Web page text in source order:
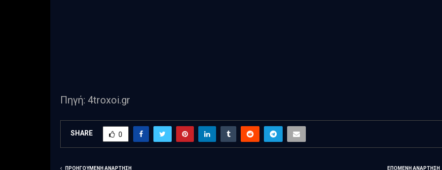
Πηγή: 4troxoi.gr
SHARE 0
ΠΡΟΗΓΟΎΜΕΝΗ ΑΝΆΡΤΗΣΗ ΕΠΌΜΕΝΗ ΑΝΆΡΤΗΣΗ